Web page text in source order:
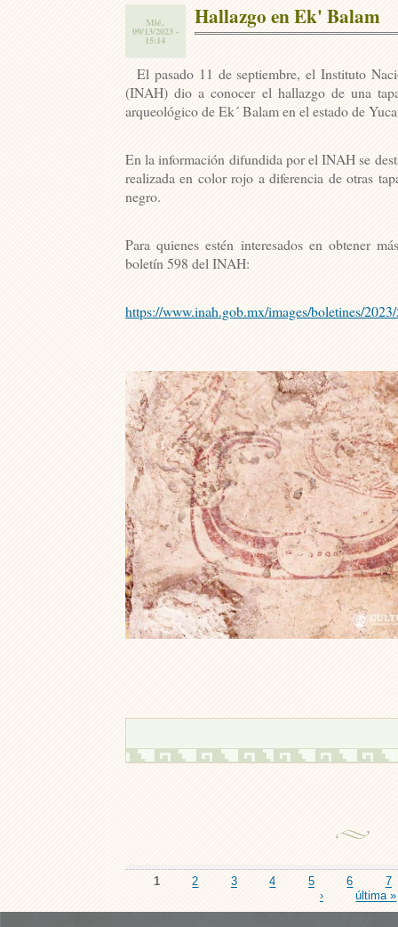
Mié,
09/13/2023 -
15:14
Hallazgo en Ek' Balam
El pasado 11 de septiembre, el Instituto
(INAH) dio a conocer el hallazgo de una
arqueológico de Ek´ Balam en el estado de
En la información difundida por el INAH se
realizada en color rojo a diferencia de otras
negro.
Para quienes estén interesados en obtener
boletín 598 del INAH:
https://www.inah.gob.mx/images/boletines/
Páginas
1 2 3 4 5 6
7
›
última »